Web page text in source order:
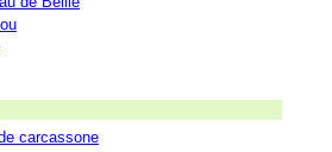
carcassone